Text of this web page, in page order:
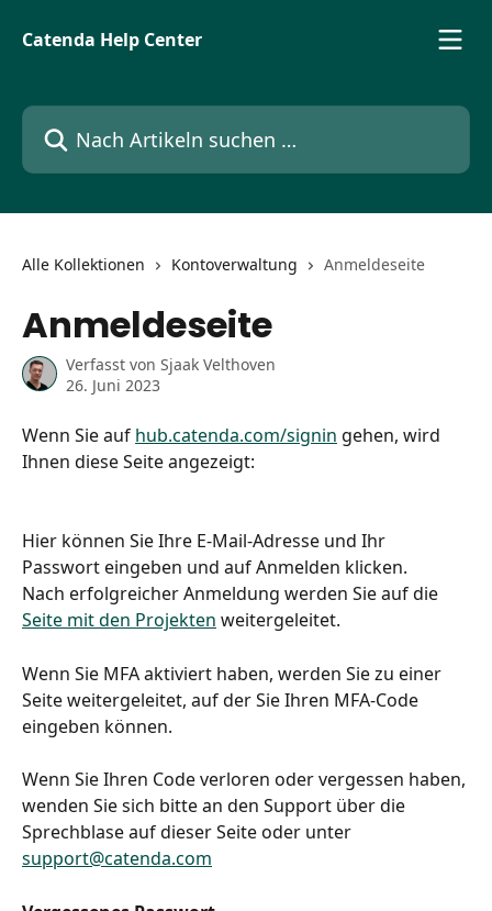
Catenda Help Center
Nach Artikeln suchen …
Alle Kollektionen Kontoverwaltung Anmeldeseite
Anmeldeseite
Verfasst von Sjaak Velthoven
26. Juni 2023
Wenn Sie auf hub.catenda.com/signin gehen, wird
Ihnen diese Seite angezeigt:
Hier können Sie Ihre E-Mail-Adresse und Ihr
Passwort eingeben und auf Anmelden klicken.
Nach erfolgreicher Anmeldung werden Sie auf die
Seite mit den Projekten weitergeleitet.
Wenn Sie MFA aktiviert haben, werden Sie zu einer
Seite weitergeleitet, auf der Sie Ihren MFA-Code
eingeben können.
Wenn Sie Ihren Code verloren oder vergessen haben,
wenden Sie sich bitte an den Support über die
Sprechblase auf dieser Seite oder unter
support@catenda.com